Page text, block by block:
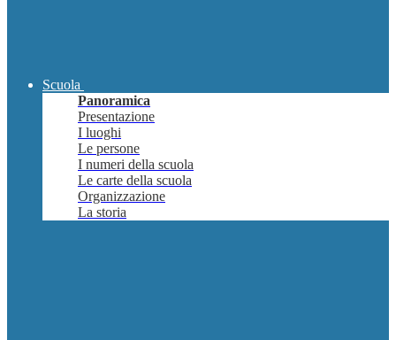
Scuola
Panoramica
Presentazione
I luoghi
Le persone
I numeri della scuola
Le carte della scuola
Organizzazione
La storia